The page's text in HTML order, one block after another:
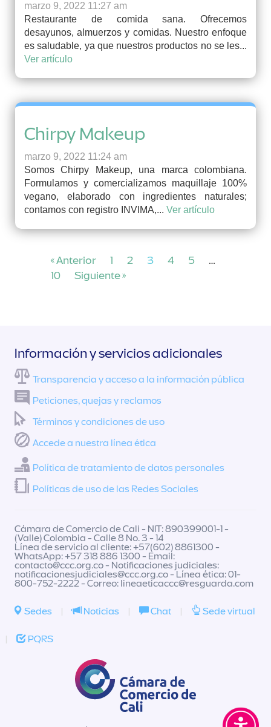
marzo 9, 2022 11:27 am
Restaurante de comida sana. Ofrecemos
desayunos, almuerzos y comidas. Nuestro enfoque
es saludable, ya que nuestros productos no se les...
Ver artículo
Chirpy Makeup
marzo 9, 2022 11:24 am
Somos Chirpy Makeup, una marca colombiana.
Formulamos y comercializamos maquillaje 100%
vegano, elaborado con ingredientes naturales;
contamos con registro INVIMA,... Ver artículo
« Anterior 1 2 3 4 5
…
10
Siguiente »
Información y servicios adicionales
Transparencia y acceso a la información pública
Peticiones, quejas y reclamos
Términos y condiciones de uso
Accede a nuestra línea ética
Política de tratamiento de datos personales
Políticas de uso de las Redes Sociales
Cámara de Comercio de Cali - NIT: 890399001-1 -
(Valle) Colombia - Calle 8 No. 3 - 14
Línea de servicio al cliente: +57(602) 8861300 -
WhatsApp: +57 318 886 1300 - Email:
contacto@ccc.org.co- Notificaciones judiciales:
notificacionesjudiciales@ccc.org.co- Línea ética: 01-
800-752-2222 - Correo: lineaeticaccc@resguarda.com
Sedes | Noticias | Chat | Sede virtual
| PQRS